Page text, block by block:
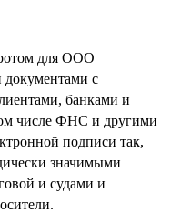
для ООО
документами с
банками и
числе ФНС и другими
подписи так,
значимыми
и судами и